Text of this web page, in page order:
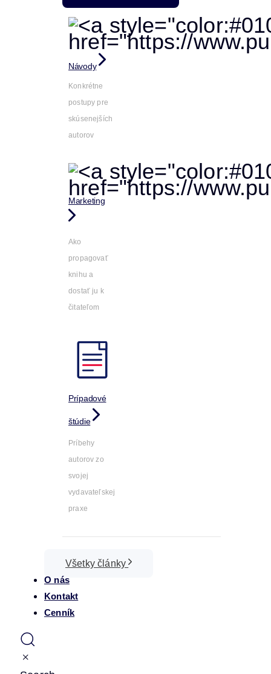
Návody
Konkrétne
postupy pre
skúsenejších
autorov
Marketing
Ako
propagovať
knihu a
dostať ju k
čitateľom
Prípadové
štúdie
Príbehy
autorov zo
svojej
vydavateľskej
praxe
Všetky články
O nás
Kontakt
Cenník